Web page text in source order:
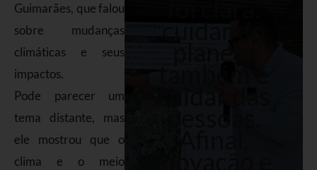
Guimarães, que falou
sobre mudanças
climáticas e seus
impactos.
Pode parecer um
tema distante, mas
ele mostrou que o
clima e o meio